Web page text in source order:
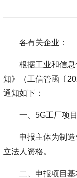
各有关企业：
根据工业和信
知》（工信管函〔
通知如下：
一、5G工厂项
申报主体为制
立法人资格。
二、申报项目